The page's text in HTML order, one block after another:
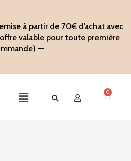
à partir de 70€ d’achat avec
valable pour toute première
—
Main
0
Panier